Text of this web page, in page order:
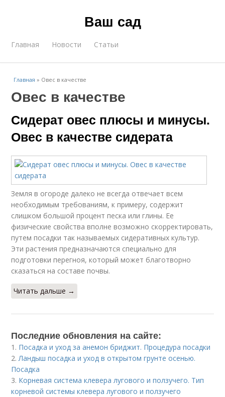
Ваш сад
Главная Новости Статьи
Главная » Овес в качестве
Овес в качестве
Сидерат овес плюсы и минусы.
Овес в качестве сидерата
Земля в огороде далеко не всегда отвечает всем
необходимым требованиям, к примеру, содержит
слишком большой процент песка или глины. Ее
физические свойства вполне возможно скорректировать,
путем посадки так называемых сидеративных культур.
Эти растения предназначаются специально для
подготовки перегноя, который может благотворно
сказаться на составе почвы.
Читать дальше →
Последние обновления на сайте:
1. Посадка и уход за анемон бриджит. Процедура посадки
2.Ландыш посадка и уход в открытом грунте осенью.
Посадка
3. Корневая система клевера лугового и ползучего. Тип
корневой системы клевера лугового и ползучего